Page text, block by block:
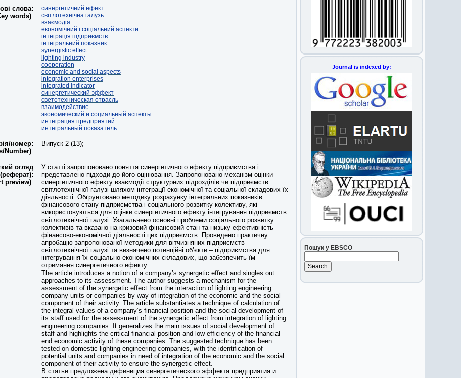
слова:
words)
синергетичний ефект
світлотехнічна галузь
взаємодія
економічний і соціальний аспекти
інтеграція підприємств
інтегральний показник
synergistic effect
lighting industry
cooperation
economic and social aspects
integration enterprises
integrated indicator
синергетический эффект
светотехническая отрасль
взаимодействие
экономический и социальный аспекты
интеграция предприятий
интегральный показатель
номер:
Number)
Випуск 2 (13);
огляд
(реферат):
preview)
У статті запропоновано поняття синергетичного ефекту підприємства і
представлено підходи до його оцінювання. Запропоновано механізм оцінки
синергетичного ефекту взаємодії структурних підрозділів чи підприємств
світлотехнічної галузі шляхом інтеграції економічної та соціальної складових їх
діяльності. Обґрунтовано методику розрахунку інтегральних показників
фінансового стану підприємства і соціального розвитку колективу, які
використовуються для оцінки синергетичного ефекту інтегрування підприємств
світлотехнічної галузі. Узагальнено основні проблеми соціального розвитку
колективів та вказано на кризовий фінансовий стан та низьку ефективність
фінансово-економічної діяльності цих підприємств. Проведено практичну
апробацію запропонованої методики для вітчизняних підприємств
світлотехнічної галузі та визначено потенційні об’єкти – підприємства для
інтегрування їх соціально-економічних складових, що забезпечить їм
отримання синергетичного ефекту.
The article introduces a notion of a company’s synergetic effect and singles out
approaches to its assessment. The author suggests a mechanism for the
assessment of the synergetic effect from the interaction of lighting engineering
company units or companies by way of integration of the economic and the social
component of their activity. The article substantiates a technique of calculation of
the integral values of a company’s financial position and the social development of
its staff used for the assessment of the synergetic effect from integration of lighting
engineering companies. It generalizes the main issues of social development of
staff and highlights the critical financial position and low efficiency of the financial
end economic activity of these companies. The suggested technique has been
tested on domestic lighting engineering companies, with the identification of
potential units and companies in need of integration of the economic and the social
component of their activity to ensure the synergetic effect.
В статье предложена дефиниция синергетического эффекта предприятия и
Journal is indexed by:
Пошук у EBSCO